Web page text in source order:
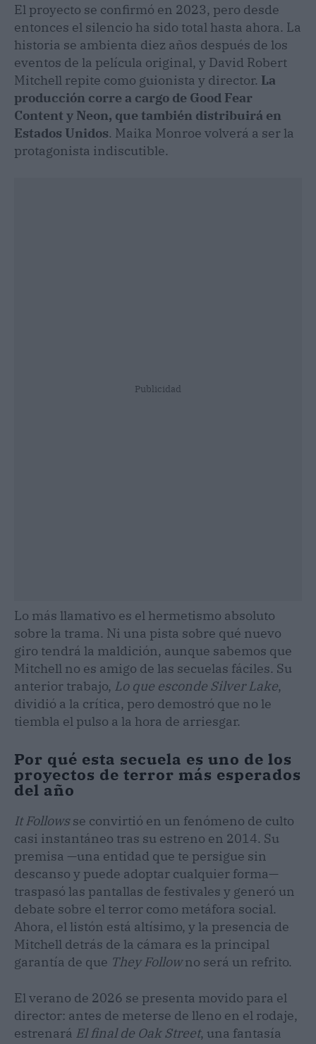
El proyecto se confirmó en 2023, pero desde
entonces el silencio ha sido total hasta ahora. La
historia se ambienta diez años después de los
eventos de la película original, y David Robert
Mitchell repite como guionista y director. La
producción corre a cargo de Good Fear
Content y Neon, que también distribuirá en
Estados Unidos. Maika Monroe volverá a ser la
protagonista indiscutible.
Publicidad
Lo más llamativo es el hermetismo absoluto
sobre la trama. Ni una pista sobre qué nuevo
giro tendrá la maldición, aunque sabemos que
Mitchell no es amigo de las secuelas fáciles. Su
anterior trabajo, Lo que esconde Silver Lake,
dividió a la crítica, pero demostró que no le
tiembla el pulso a la hora de arriesgar.
Por qué esta secuela es uno de los
proyectos de terror más esperados
del año
It Followsse convirtió en un fenómeno de culto
casi instantáneo tras su estreno en 2014. Su
premisa —una entidad que te persigue sin
descanso y puede adoptar cualquier forma—
traspasó las pantallas de festivales y generó un
debate sobre el terror como metáfora social.
Ahora, el listón está altísimo, y la presencia de
Mitchell detrás de la cámara es la principal
garantía de que They Followno será un refrito.
El verano de 2026 se presenta movido para el
director: antes de meterse de lleno en el rodaje,
estrenará El final de Oak Street, una fantasía